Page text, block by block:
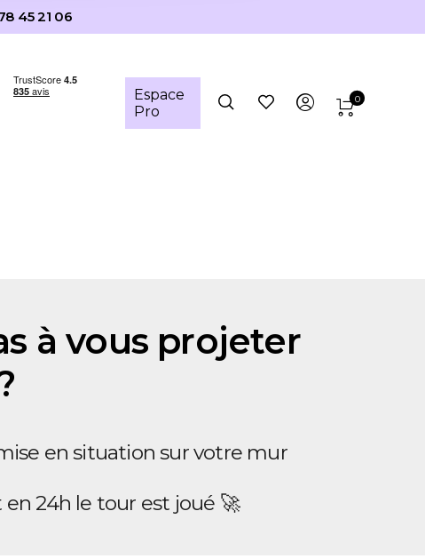
45 21 06
Espace
Pro
0
à vous projeter
en situation sur votre mur
24h le tour est joué 🚀